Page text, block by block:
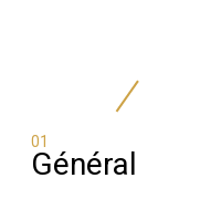
01
Général